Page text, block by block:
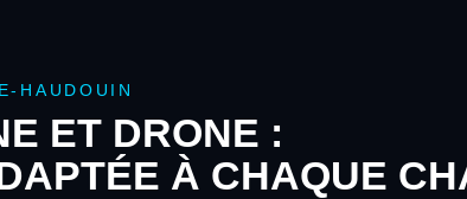
HAUDOUIN
ET DRONE :
À CHAQUE